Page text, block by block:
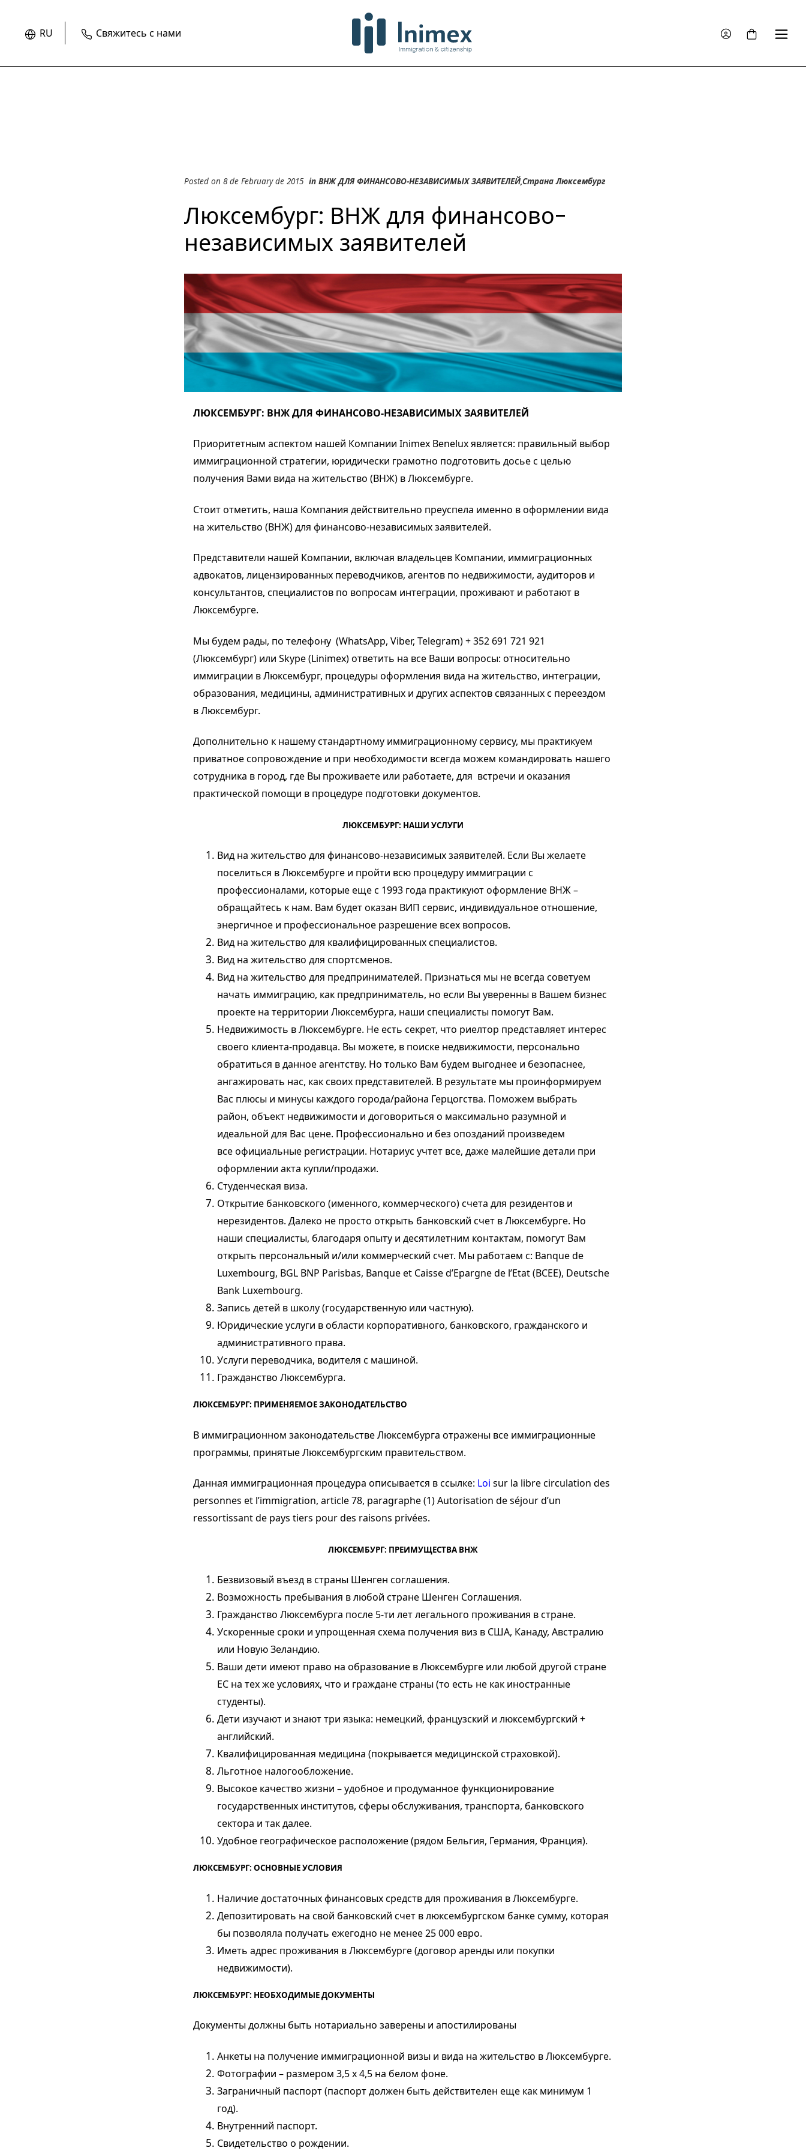
RU Свяжитесь с нами
Posted on 8 de February de 2015 in ВНЖ ДЛЯ ФИНАНСОВО-НЕЗАВИСИМЫХ ЗАЯВИТЕЛЕЙ,Страна Люксембург
Люксембург: ВНЖ для финансово-
независимых заявителей
ЛЮКСЕМБУРГ: ВНЖ ДЛЯ ФИНАНСОВО-НЕЗАВИСИМЫХ ЗАЯВИТЕЛЕЙ
Приоритетным аспектом нашей Компании Inimex Benelux является: правильный выбор
иммиграционной стратегии, юридически грамотно подготовить досье с целью
получения Вами вида на жительство (ВНЖ) в Люксембурге.
Стоит отметить, наша Компания действительно преуспела именно в оформлении вида
на жительство (ВНЖ) для финансово-независимых заявителей.
Представители нашей Компании, включая владельцев Компании, иммиграционных
адвокатов, лицензированных переводчиков, агентов по недвижимости, аудиторов и
консультантов, специалистов по вопросам интеграции, проживают и работают в
Люксембурге.
Мы будем рады, по телефону (WhatsApp, Viber, Telegram) + 352 691 721 921
(Люксембург) или Skype(Linimex) ответить на все Ваши вопросы: относительно
иммиграции в Люксембург, процедуры оформления вида на жительство, интеграции,
образования, медицины, административных и других аспектов связанных с переездом
в Люксембург.
Дополнительно к нашему стандартному иммиграционному сервису, мы практикуем
приватное сопровождение и при необходимости всегда можем командировать нашего
сотрудника в город, где Вы проживаете или работаете, для встречи и оказания
практической помощи в процедуре подготовки документов.
ЛЮКСЕМБУРГ: НАШИ УСЛУГИ
Вид на жительство для финансово-независимых заявителей. Если Вы желаете
поселиться в Люксембурге и пройти всю процедуру иммиграции с
профессионалами, которые еще с 1993 года практикуют оформление ВНЖ –
обращайтесь к нам. Вам будет оказан ВИП сервис, индивидуальное отношение,
энергичное и профессиональное разрешение всех вопросов.
Вид на жительство для квалифицированных специалистов.
Вид на жительство для спортсменов.
Вид на жительство для предпринимателей. Признаться мы не всегда советуем
начать иммиграцию, как предприниматель, но если Вы уверенны в Вашем бизнес
проекте на территории Люксембурга, наши специалисты помогут Вам.
Недвижимость в Люксембурге. Не есть секрет, что риелтор представляет интерес
своего клиента-продавца. Вы можете, в поиске недвижимости, персонально
обратиться в данное агентству. Но только Вам будем выгоднее и безопаснее,
ангажировать нас, как своих представителей. В результате мы проинформируем
Вас плюсы и минусы каждого города/района Герцогства. Поможем выбрать
район, объект недвижимости и договориться о максимально разумной и
идеальной для Вас цене. Профессионально и без опозданий произведем
все официальные регистрации. Нотариус учтет все, даже малейшие детали при
оформлении акта купли/продажи.
Студенческая виза.
Открытие банковского (именного, коммерческого) счета для резидентов и
нерезидентов. Далеко не просто открыть банковский счет в Люксембурге. Но
наши специалисты, благодаря опыту и десятилетним контактам, помогут Вам
открыть персональный и/или коммерческий счет. Мы работаем с: Banque de
Luxembourg, BGL BNP Parisbas, Banque et Caisse d’Epargne de l’Etat (BCEE), Deutsche
Bank Luxembourg.
Запись детей в школу (государственную или частную).
Юридические услуги в области корпоративного, банковского, гражданского и
административного права.
Услуги переводчика, водителя с машиной.
Гражданство Люксембурга.
ЛЮКСЕМБУРГ: ПРИМЕНЯЕМОЕ ЗАКОНОДАТЕЛЬСТВО
В иммиграционном законодательстве Люксембурга отражены все иммиграционные
программы, принятые Люксембургским правительством.
Данная иммиграционная процедура описывается в ссылке: Loi sur la libre circulation des
personnes et l’immigration, article 78, paragraphe (1) Autorisation de séjour d’un
ressortissant de pays tiers pour des raisons privées.
ЛЮКСЕМБУРГ: ПРЕИМУЩЕСТВА ВНЖ
Безвизовый въезд в страны Шенген соглашения.
Возможность пребывания в любой стране Шенген Соглашения.
Гражданство Люксембурга после 5-ти лет легального проживания в стране.
Ускоренные сроки и упрощенная схема получения виз в США, Канаду, Австралию
или Новую Зеландию.
Ваши дети имеют право на образование в Люксембурге или любой другой стране
ЕС на тех же условиях, что и граждане страны (то есть не как иностранные
студенты).
Дети изучают и знают три языка: немецкий, французский и люксембургский +
английский.
Квалифицированная медицина (покрывается медицинской страховкой).
Льготное налогообложение.
Высокое качество жизни – удобное и продуманное функционирование
государственных институтов, сферы обслуживания, транспорта, банковского
сектора и так далее.
Удобное географическое расположение (рядом Бельгия, Германия, Франция).
ЛЮКСЕМБУРГ: ОСНОВНЫЕ УСЛОВИЯ
Наличие достаточных финансовых средств для проживания в Люксембурге.
Депозитировать на свой банковский счет в люксембургском банке сумму, которая
бы позволяла получать ежегодно не менее 25 000 евро.
Иметь адрес проживания в Люксембурге (договор аренды или покупки
недвижимости).
ЛЮКСЕМБУРГ: НЕОБХОДИМЫЕ ДОКУМЕНТЫ
Документы должны быть нотариально заверены и апостилированы
Анкеты на получение иммиграционной визы и вида на жительство в Люксембурге.
Фотографии – размером 3,5 х 4,5 на белом фоне.
Заграничный паспорт (паспорт должен быть действителен еще как минимум 1
год).
Внутренний паспорт.
Свидетельство о рождении.